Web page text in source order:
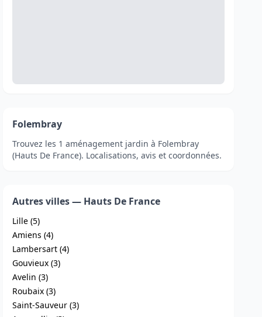
Folembray
Trouvez les 1 aménagement jardin à Folembray
(Hauts De France). Localisations, avis et coordonnées.
Autres villes — Hauts De France
Lille (5)
Amiens (4)
Lambersart (4)
Gouvieux (3)
Avelin (3)
Roubaix (3)
Saint-Sauveur (3)